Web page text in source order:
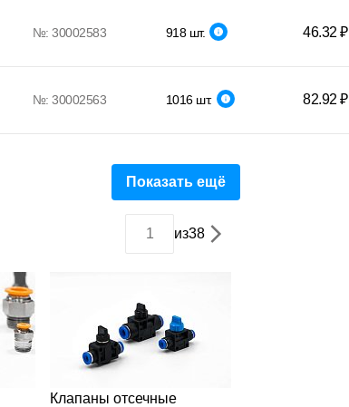
№: 30002583 918 шт. 46.32 ₽
№: 30002563 1016 шт. 82.92 ₽
Показать ещё
из38
Клапаны отсечные